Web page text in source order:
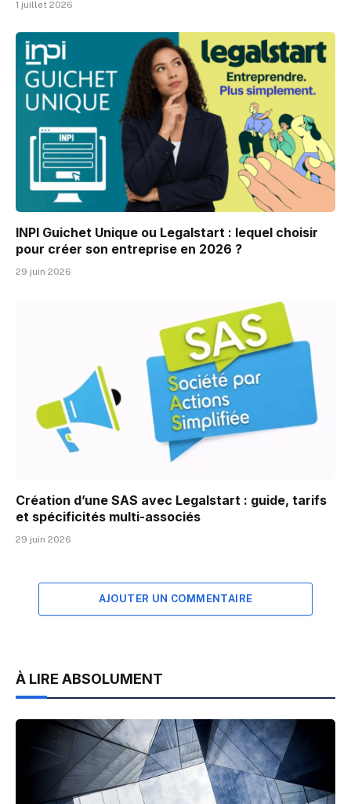
1 juillet 2026
INPI Guichet Unique ou Legalstart : lequel choisir
pour créer son entreprise en 2026 ?
29 juin 2026
Création d’une SAS avec Legalstart : guide, tarifs
et spécificités multi-associés
29 juin 2026
AJOUTER UN COMMENTAIRE
À LIRE ABSOLUMENT